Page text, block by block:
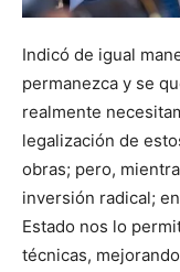
Indicó de igual
permanezca y se
realmente
legalización de
obras; pero,
inversión radical;
Estado nos lo
técnicas,